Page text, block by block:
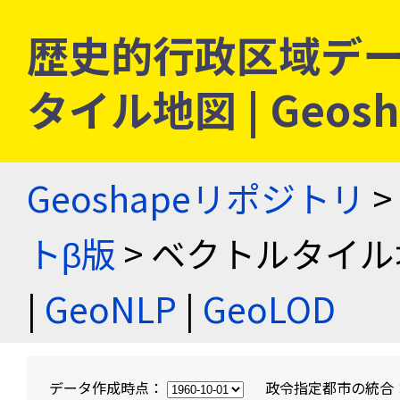
歴史的行政区域デ
タイル地図 |
Geoshapeリポジトリ >
トβ版 > ベクトルタイ
| GeoNLP | GeoLOD
データ作成時点： 政令指定都市の統